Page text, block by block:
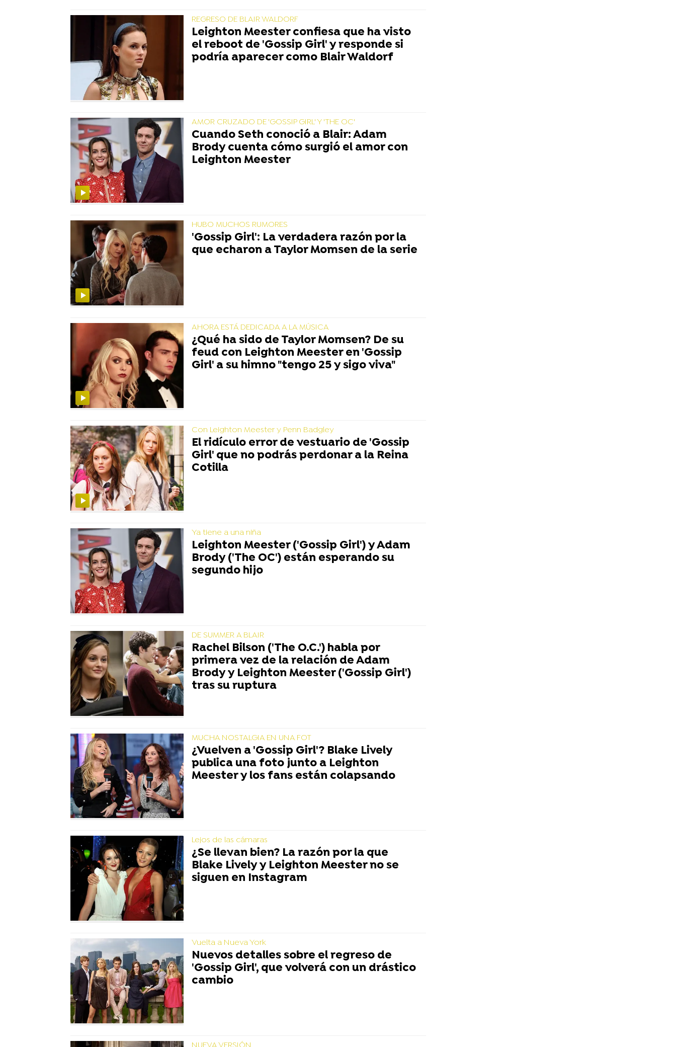
REGRESO DE BLAIR WALDORF
Leighton Meester confiesa que ha visto
el reboot de 'Gossip Girl' y responde si
podría aparecer como Blair Waldorf
AMOR CRUZADO DE 'GOSSIP GIRL' Y 'THE OC'
Cuando Seth conoció a Blair: Adam
Brody cuenta cómo surgió el amor con
Leighton Meester
HUBO MUCHOS RUMORES
'Gossip Girl': La verdadera razón por la
que echaron a Taylor Momsen de la serie
AHORA ESTÁ DEDICADA A LA MÚSICA
¿Qué ha sido de Taylor Momsen? De su
feud con Leighton Meester en 'Gossip
Girl' a su himno "tengo 25 y sigo viva"
Con Leighton Meester y Penn Badgley
El ridículo error de vestuario de 'Gossip
Girl' que no podrás perdonar a la Reina
Cotilla
Ya tiene a una niña
Leighton Meester ('Gossip Girl') y Adam
Brody ('The OC') están esperando su
segundo hijo
DE SUMMER A BLAIR
Rachel Bilson ('The O.C.') habla por
primera vez de la relación de Adam
Brody y Leighton Meester ('Gossip Girl')
tras su ruptura
MUCHA NOSTALGIA EN UNA FOT
¿Vuelven a 'Gossip Girl'? Blake Lively
publica una foto junto a Leighton
Meester y los fans están colapsando
Lejos de las cámaras
¿Se llevan bien? La razón por la que
Blake Lively y Leighton Meester no se
siguen en Instagram
Vuelta a Nueva York
Nuevos detalles sobre el regreso de
'Gossip Girl', que volverá con un drástico
cambio